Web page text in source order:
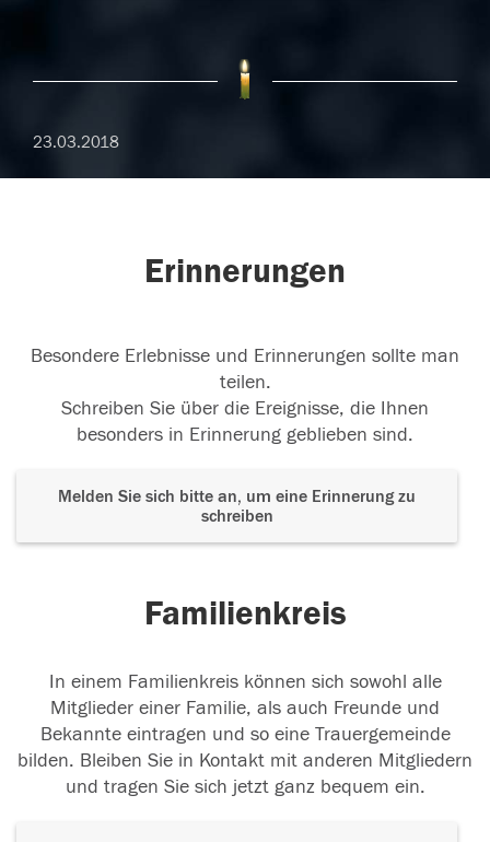
23.03.2018
Erinnerungen
Besondere Erlebnisse und Erinnerungen sollte man
teilen.
Schreiben Sie über die Ereignisse, die Ihnen
besonders in Erinnerung geblieben sind.
Melden Sie sich bitte an, um eine Erinnerung zu
schreiben
Familienkreis
In einem Familienkreis können sich sowohl alle
Mitglieder einer Familie, als auch Freunde und
Bekannte eintragen und so eine Trauergemeinde
bilden. Bleiben Sie in Kontakt mit anderen Mitgliedern
und tragen Sie sich jetzt ganz bequem ein.